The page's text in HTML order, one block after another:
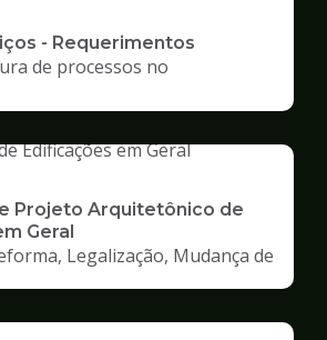
- Requerimentos
de processos no
Projeto Arquitetônico de
Geral
Legalização, Mudança de